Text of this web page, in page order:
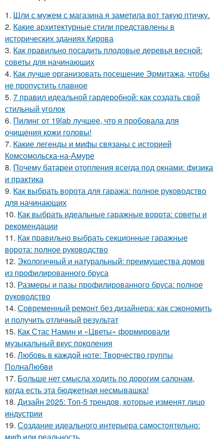
1. Шли с мужем с магазина я заметила вот такую птичку.
2. Какие архитектурные стили представлены в
исторических зданиях Кирова
3. Как правильно посадить плодовые деревья весной:
советы для начинающих
4. Как лучше организовать посещение Эрмитажа, чтобы
не пропустить главное
5. 7 правил идеальной гардеробной: как создать свой
стильный уголок
6. Пилинг от 19lab лучшее, что я пробовала для
очищения кожи головы!
7. Какие легенды и мифы связаны с историей
Комсомольска-на-Амуре
8. Почему батареи отопления всегда под окнами: физика
и практика
9. Как выбрать ворота для гаража: полное руководство
для начинающих
10. Как выбрать идеальные гаражные ворота: советы и
рекомендации
11. Как правильно выбрать секционные гаражные
ворота: полное руководство
12. Экологичный и натуральный: преимущества домов
из профилированного бруса
13. Размеры и пазы профилированного бруса: полное
руководство
14. Современный ремонт без дизайнера: как сэкономить
и получить отличный результат
15. Как Стас Намин и «Цветы» формировали
музыкальный вкус поколения
16. Любовь в каждой ноте: Творчество группы
ПолнаЛюбви
17. Больше нет смысла ходить по дорогим салонам,
когда есть эта бюджетная несмывашка!
18. Дизайн 2025: Топ-5 трендов, которые изменят лицо
индустрии
19. Создание идеального интерьера самостоятельно: